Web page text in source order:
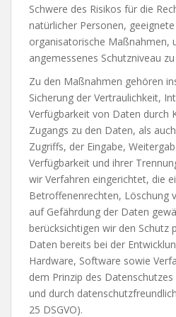
Schwere des Risikos für die
natürlicher Personen,
organisatorische Maßnahmen,
angemessenes Schutzniveau
Zu den Maßnahmen gehören
Sicherung der Vertraulichkeit,
Verfügbarkeit von Daten durch
Zugangs zu den Daten, als
Zugriffs, der Eingabe,
Verfügbarkeit und ihrer
wir Verfahren eingerichtet, die
Betroffenenrechten, Löschung
auf Gefährdung der Daten
berücksichtigen wir den Schutz
Daten bereits bei der
Hardware, Software sowie
dem Prinzip des
und durch
25 DSGVO).